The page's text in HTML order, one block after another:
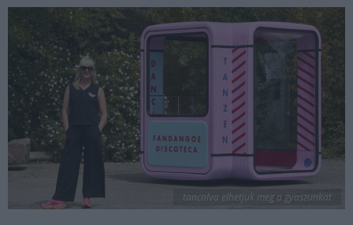
tancolva elhetjuk meg a gyaszunkat